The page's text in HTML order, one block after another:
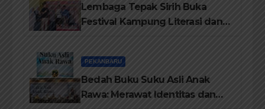
Lembaga Tepak Sirih Buka
Festival Kampung Literasi dan
PEKANBARU
Bedah Buku Suku Asli Anak
Rawa: Merawat Identitas dan